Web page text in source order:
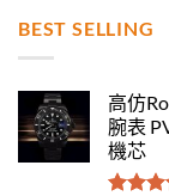
BEST SELLING
高仿
腕表
機芯